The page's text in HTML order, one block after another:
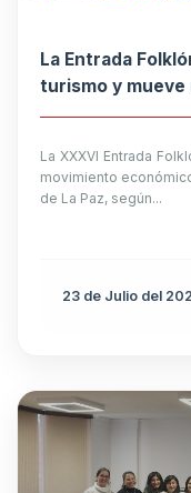
La Entrada
turismo y mueve
La XXXVI Entrada
movimiento
de La Paz, según...
23 de Julio del